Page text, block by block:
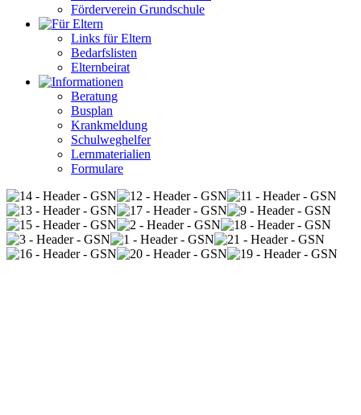
Förderverein Grundschule
Links für Eltern
Bedarfslisten
Elternbeirat
Beratung
Busplan
Krankmeldung
Schulweghelfer
Lernmaterialien
Formulare